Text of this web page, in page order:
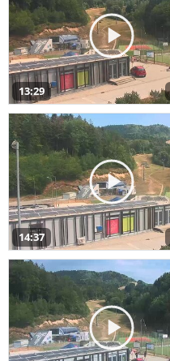
13:29
14:37